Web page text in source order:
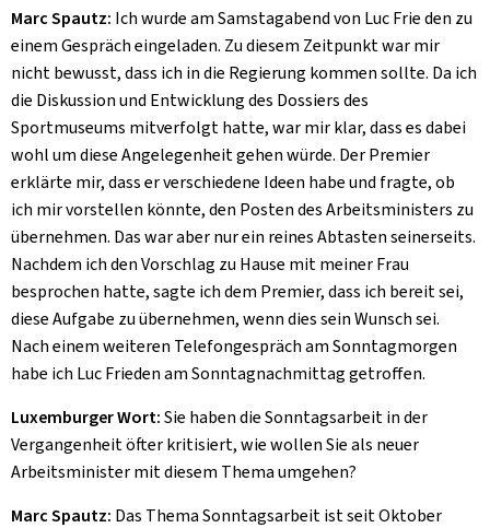
Marc Spautz: Ich wurde am Samstagabend von Luc Frie den zu
einem Gespräch eingeladen. Zu diesem Zeitpunkt war mir
nicht bewusst, dass ich in die Regierung kommen sollte. Da ich
die Diskussion und Entwicklung des Dossiers des
Sportmuseums mitverfolgt hatte, war mir klar, dass es dabei
wohl um diese Angelegenheit gehen würde. Der Premier
erklärte mir, dass er verschiedene Ideen habe und fragte, ob
ich mir vorstellen könnte, den Posten des Arbeitsministers zu
übernehmen. Das war aber nur ein reines Abtasten seinerseits.
Nachdem ich den Vorschlag zu Hause mit meiner Frau
besprochen hatte, sagte ich dem Premier, dass ich bereit sei,
diese Aufgabe zu übernehmen, wenn dies sein Wunsch sei.
Nach einem weiteren Telefongespräch am Sonntagmorgen
habe ich Luc Frieden am Sonntagnachmittag getroffen.
Luxemburger Wort:Sie haben die Sonntagsarbeit in der
Vergangenheit öfter kritisiert, wie wollen Sie als neuer
Arbeitsminister mit diesem Thema umgehen?
Marc Spautz: Das Thema Sonntagsarbeit ist seit Oktober